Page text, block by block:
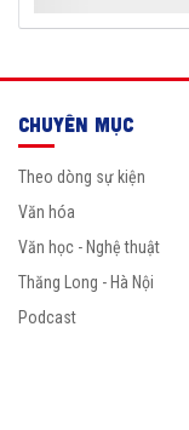
CHUYÊN MỤC
Theo dòng sự kiện
Văn hóa
Văn học - Nghệ thuật
Thăng Long - Hà Nội
Podcast